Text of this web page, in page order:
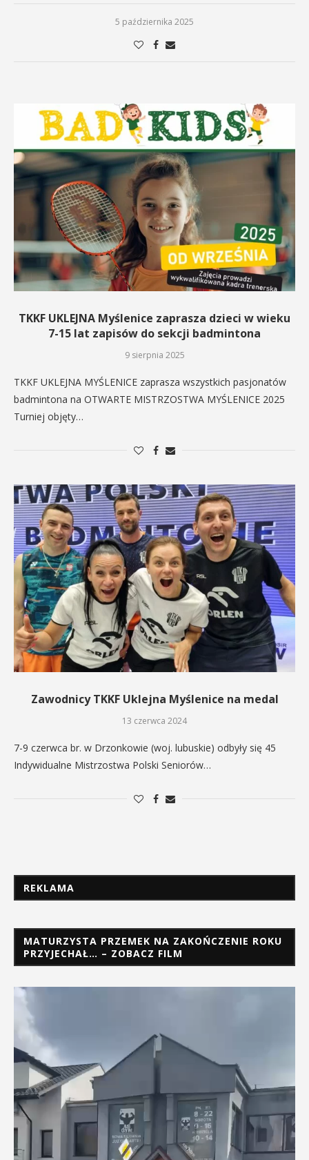
5 października 2025
TKKF UKLEJNA Myślenice zaprasza dzieci w wieku
7-15 lat zapisów do sekcji badmintona
9 sierpnia 2025
TKKF UKLEJNA MYŚLENICE zaprasza wszystkich pasjonatów
badmintona na OTWARTE MISTRZOSTWA MYŚLENICE 2025
Turniej objęty…
Zawodnicy TKKF Uklejna Myślenice na medal
13 czerwca 2024
7-9 czerwca br. w Drzonkowie (woj. lubuskie) odbyły się 45
Indywidualne Mistrzostwa Polski Seniorów…
REKLAMA
MATURZYSTA PRZEMEK NA ZAKOŃCZENIE ROKU
PRZYJECHAŁ… – ZOBACZ FILM
Odtwarzacz